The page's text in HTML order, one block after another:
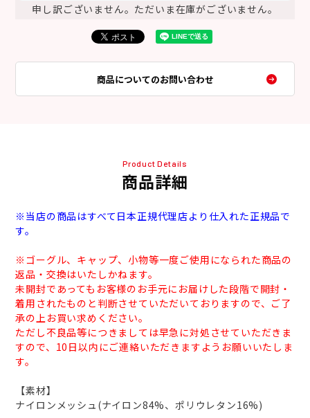
申し訳ございません。ただいま在庫がございません。
商品についてのお問い合わせ
Product Details
商品詳細
※当店の商品はすべて日本正規代理店より仕入れた正規品で
す。
※ゴーグル、キャップ、小物等一度ご使用になられた商品の
返品・交換はいたしかねます。
未開封であってもお客様のお手元にお届けした段階で開封・
着用されたものと判断させていただいておりますので、ご了
承の上お買い求めください。
ただし不良品等につきましては早急に対処させていただきま
すので、10日以内にご連絡いただきますようお願いいたしま
す。
【素材】
ナイロンメッシュ(ナイロン84%、ポリウレタン16%)